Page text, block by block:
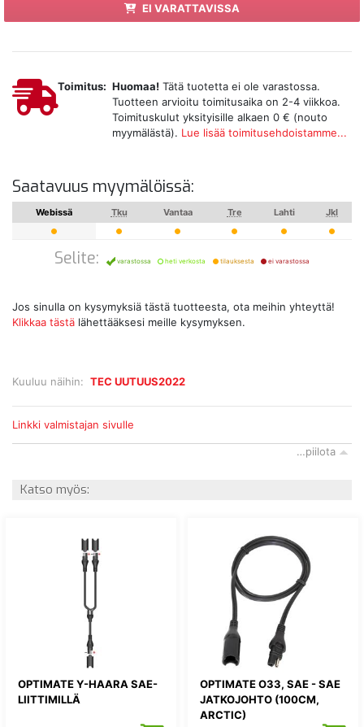
EI VARATTAVISSA
Kuuluu näihin: TEC UUTUUS2022
Toimitus: Huomaa! Tätä tuotetta ei ole varastossa.
Tuotteen arvioitu toimitusaika on 2-4 viikkoa.
Toimituskulut yksityisille alkaen 0 € (nouto
myymälästä). Lue lisää toimitusehdoistamme...
Saatavuus myymälöissä:
Webissä Tku Vantaa Tre Lahti Jkl
Selite: varastossa heti verkosta tilauksesta ei varastossa
Jos sinulla on kysymyksiä tästä tuotteesta, ota meihin yhteyttä!
Klikkaa tästä lähettääksesi meille kysymyksen.
Linkki valmistajan sivulle
…piilota
Katso myös:
OPTIMATE Y-HAARA SAE-
LIITTIMILLÄ
OPTIMATE O33, SAE - SAE
JATKOJOHTO (100CM,
ARCTIC)